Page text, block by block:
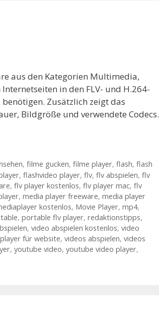
aus den Kategorien Multimedia,
in den FLV- und H.264-
Zusätzlich zeigt das
Bildgröße und verwendete Codecs.
, filme gucken, filme player, flash, flash
, flashvideo player, flv, flv abspielen, flv
, flv player kostenlos, flv player mac, flv
, media player freeware, media player
kostenlos, Movie Player, mp4,
, portable flv player, redaktionstipps,
, video abspielen kostenlos, video
für website, videos abspielen, videos
, youtube video, youtube video player,